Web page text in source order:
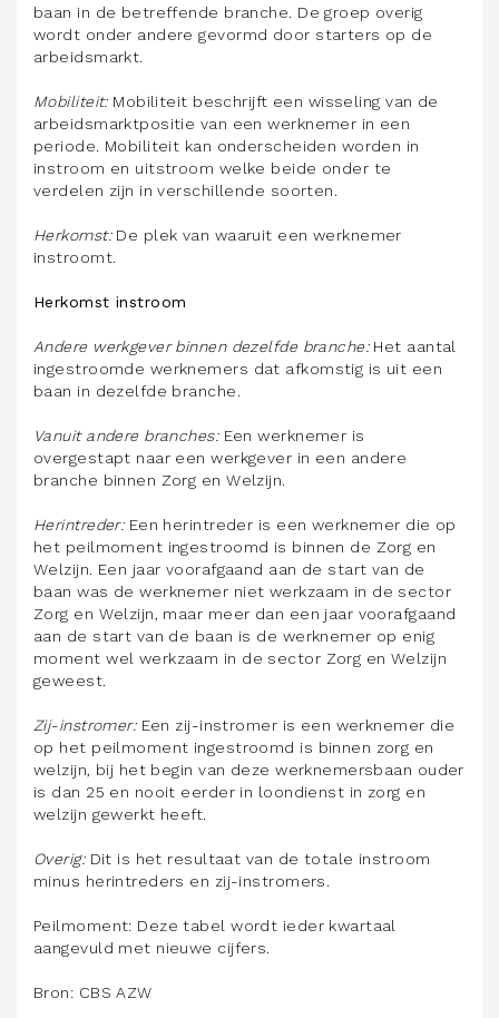
baan in de betreffende branche. De groep overig
wordt onder andere gevormd door starters op de
arbeidsmarkt.
Mobiliteit: Mobiliteit beschrijft een wisseling van de
arbeidsmarktpositie van een werknemer in een
periode. Mobiliteit kan onderscheiden worden in
instroom en uitstroom welke beide onder te
verdelen zijn in verschillende soorten.
Herkomst: De plek van waaruit een werknemer
instroomt.
Herkomst instroom
Andere werkgever binnen dezelfde branche: Het aantal
ingestroomde werknemers dat afkomstig is uit een
baan in dezelfde branche.
Vanuit andere branches: Een werknemer is
overgestapt naar een werkgever in een andere
branche binnen Zorg en Welzijn.
Herintreder: Een herintreder is een werknemer die op
het peilmoment ingestroomd is binnen de Zorg en
Welzijn. Een jaar voorafgaand aan de start van de
baan was de werknemer niet werkzaam in de sector
Zorg en Welzijn, maar meer dan een jaar voorafgaand
aan de start van de baan is de werknemer op enig
moment wel werkzaam in de sector Zorg en Welzijn
geweest.
Zij-instromer: Een zij-instromer is een werknemer die
op het peilmoment ingestroomd is binnen zorg en
welzijn, bij het begin van deze werknemersbaan ouder
is dan 25 en nooit eerder in loondienst in zorg en
welzijn gewerkt heeft.
Overig: Dit is het resultaat van de totale instroom
minus herintreders en zij-instromers.
Peilmoment: Deze tabel wordt ieder kwartaal
aangevuld met nieuwe cijfers.
Bron: CBS AZW